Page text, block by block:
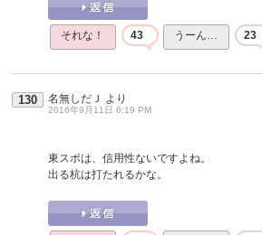
それな！ 43 うーん… 23
130 名無しだＪ より
2016年9月11日 6:19 PM
東スポは、信用性ないですよね。
出る杭は打たれるかな。